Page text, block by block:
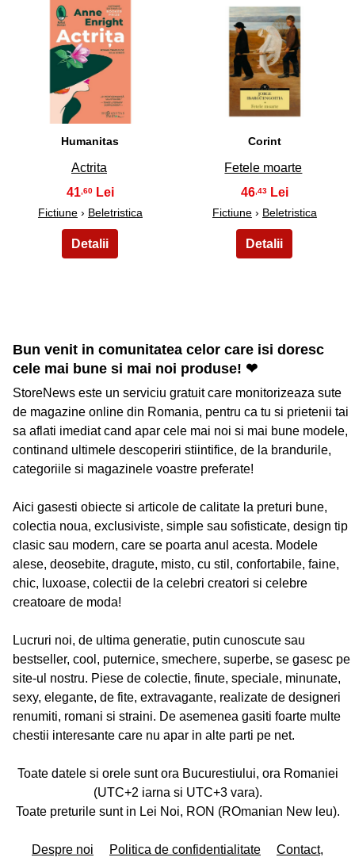
49
Humanitas
Actrita
41 ,60
Fictiune› Beletristica
50
Corint
Fetele moarte
46,43
Fictiune› Beletristica
Bun venit in comunitatea celor care isi doresc
cele mai bune si mai noi produse! ❤
StoreNews este un serviciu gratuit care monitorizeaza sute
de magazine online din Romania, pentru ca tu si prietenii tai
sa aflati imediat cand apar cele mai noi si mai bune modele,
continand ultimele descoperiri stiintifice, de la brandurile,
categoriile si magazinele voastre preferate!
Aici gasesti obiecte si articole de calitate la preturi bune,
colectia noua, exclusiviste, simple sau sofisticate, design tip
clasic sau modern, care se poarta anul acesta. Modele
alese, deosebite, dragute, misto, cu stil, confortabile, faine,
chic, luxoase, colectii de la celebri creatori si celebre
creatoare de moda!
Lucruri noi, de ultima generatie, putin cunoscute sau
bestseller, cool, puternice, smechere, superbe, se gasesc pe
site-ul nostru. Piese de colectie, finute, speciale, minunate,
sexy, elegante, de fite, extravagante, realizate de designeri
renumiti, romani si straini. De asemenea gasiti foarte multe
chestii interesante care nu apar in alte parti pe net.
Toate datele si orele sunt ora Bucurestiului, ora Romaniei
(UTC+2 iarna si UTC+3 vara).
Toate preturile sunt in Lei Noi, RON (ROmanian New leu).
Despre noi Politica de confidentialitate Contact,